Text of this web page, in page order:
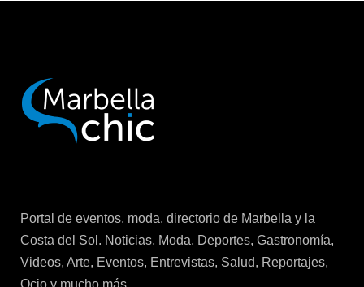
Portal de eventos, moda, directorio de Marbella y la
Costa del Sol. Noticias, Moda, Deportes, Gastronomía,
Videos, Arte, Eventos, Entrevistas, Salud, Reportajes,